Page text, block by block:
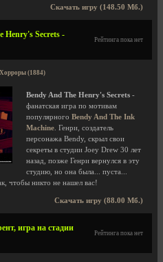
Скачать игру (148.50 Мб.)
Henry's Secrets -
Рейтинга пока нет
Хорроры (1884)
Bendy And The Henry's Secrets -
фанатская игра по мотивам
популярного Bendy And The Ink
Machine . Генри, создатель
персонажа Bendy, скрыл свои
секреты в студии Joey Drew 30 лет
назад, позже Генри вернулся в эту
студию, но она была... пуста...
чтобы никто не нашел вас!
Скачать игру (88.00 Мб.)
игра на стадии
Рейтинга пока нет